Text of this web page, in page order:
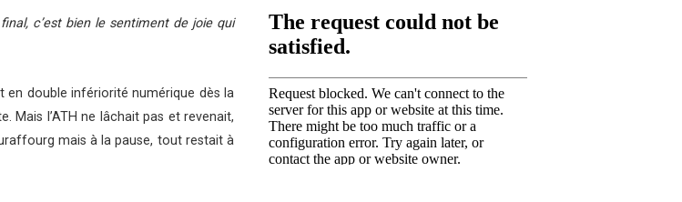
c’est bien le sentiment de joie qui
en double infériorité numérique dès la
Mais l’ATH ne lâchait pas et revenait,
mais à la pause, tout restait à